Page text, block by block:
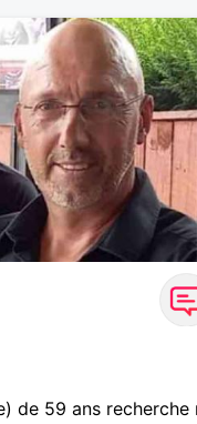
de 59 ans recherche